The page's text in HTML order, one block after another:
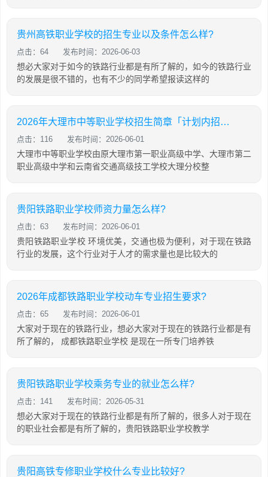
贵州高铁职业学校的招生专业以及条件怎么样?
点击：64 发布时间：2026-06-03
想必大家对于如今的铁路行业都是有所了解的，如今的铁路行业
的发展是很不错的，也有不少的同学希望报读这样的
2026年大理市中等职业学校招生简章「计划内招生」
点击：116 发布时间：2026-06-01
大理市中等职业学校由原大理市第一职业高级中学、大理市第二
职业高级中学和云南省交通高级技工学校大理分校整
贵阳铁路职业学校师资力量怎么样?
点击：63 发布时间：2026-06-01
贵阳铁路职业学校 环境优美，交通也极为便利，对于现在铁路
行业的发展，这个行业对于人才的需求量也是比较大的
2026年成都铁路职业学校动车专业招生要求?
点击：65 发布时间：2026-06-01
大家对于现在的铁路行业，想必大家对于现在的铁路行业都是有
所了解的， 成都铁路职业学校 是现在一所专门培养铁
贵阳铁路职业学校乘务专业的就业怎么样?
点击：141 发布时间：2026-05-31
想必大家对于现在的铁路行业都是有所了解的，很多人对于现在
的职业社会都是有所了解的，贵阳铁路职业学校教学
贵阳高铁专修职业学校什么专业比较好?